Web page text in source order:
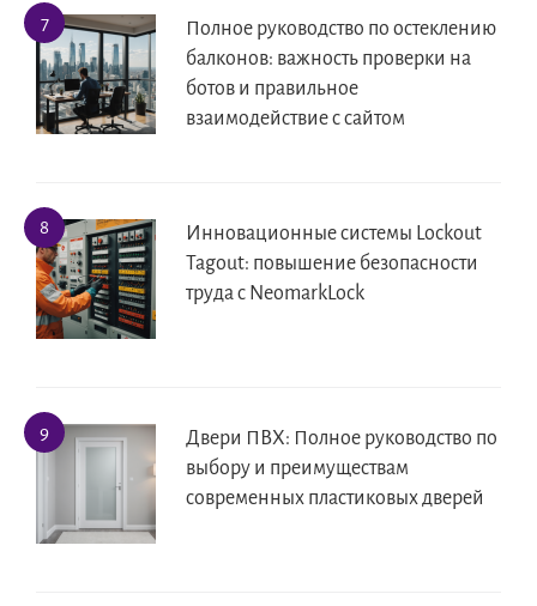
Полное руководство по остеклению
балконов: важность проверки на
ботов и правильное
взаимодействие с сайтом
Инновационные системы Lockout
Tagout: повышение безопасности
труда с NeomarkLock
Двери ПВХ: Полное руководство по
выбору и преимуществам
современных пластиковых дверей